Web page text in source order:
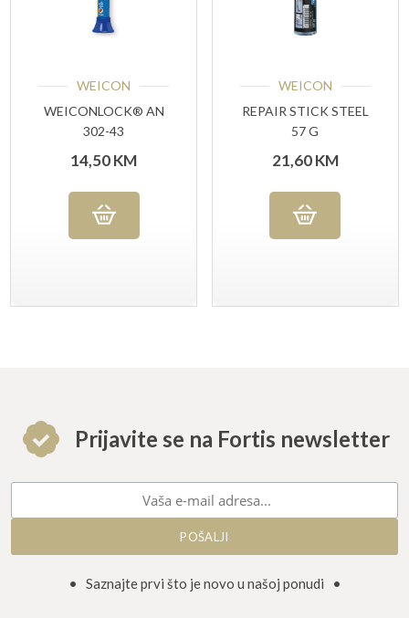
WEICON
WEICONLOCK® AN
302-43
VIJAKA 10 ML
14,50KM
WEICON
REPAIR STICK STEEL
57 G
21,60KM
Prijavite se na Fortis newsletter
• Saznajte prvi što je novo u našoj ponudi •